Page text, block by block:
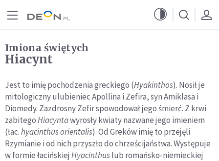
Imiona świętych
Hiacynt
Jest to imię pochodzenia greckiego (Hyakinthos). Nosił je
mitologiczny ulubieniec Apollina i Zefira, syn Amiklasa i
Diomedy. Zazdrosny Zefir spowodował jego śmierć. Z krwi
zabitegoHiacyntawyrosły kwiaty nazwane jego imieniem
(łac.hyacinthus orientalis). Od Greków imię to przejęli
Rzymianie i od nich przyszło do chrześcijaństwa. Występuje
w formie łacińskiej Hyacinthuslub romańsko-niemieckiej